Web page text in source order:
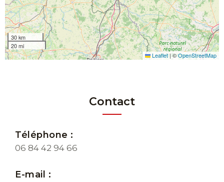
30 km
20 mi
Leaflet |©OpenStreetMap
Contact
Téléphone :
06 84 42 94 66
E-mail :